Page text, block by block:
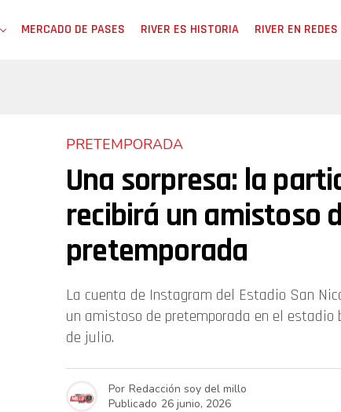
MERCADO DE PASES RIVER ES HISTORIA RIVER EN REDES
PRETEMPORADA
Una sorpresa: la
recibirá un amistoso
pretemporada
La cuenta de Instagram del Estadio San
un amistoso de pretemporada en el estadio
de julio.
Por Redacción soy del millo
Publicado 26 junio, 2026